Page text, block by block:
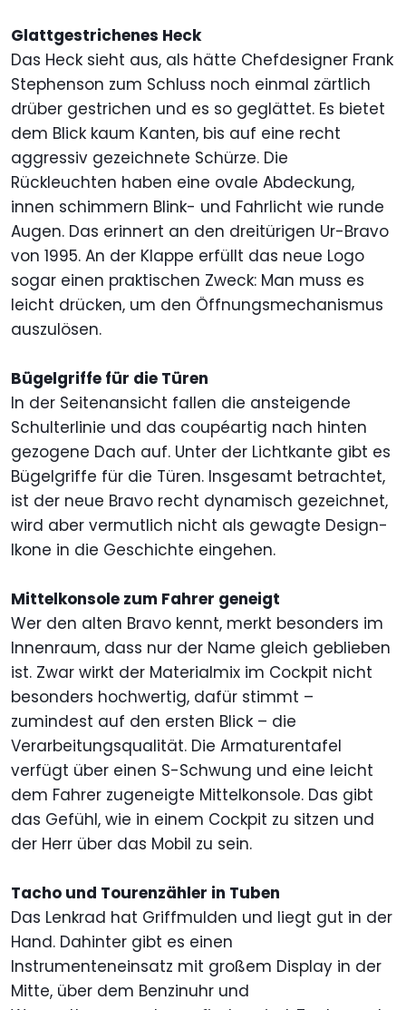
Glattgestrichenes Heck
Das Heck sieht aus, als hätte Chefdesigner Frank
Stephenson zum Schluss noch einmal zärtlich
drüber gestrichen und es so geglättet. Es bietet
dem Blick kaum Kanten, bis auf eine recht
aggressiv gezeichnete Schürze. Die
Rückleuchten haben eine ovale Abdeckung,
innen schimmern Blink- und Fahrlicht wie runde
Augen. Das erinnert an den dreitürigen Ur-Bravo
von 1995. An der Klappe erfüllt das neue Logo
sogar einen praktischen Zweck: Man muss es
leicht drücken, um den Öffnungsmechanismus
auszulösen.
Bügelgriffe für die Türen
In der Seitenansicht fallen die ansteigende
Schulterlinie und das coupéartig nach hinten
gezogene Dach auf. Unter der Lichtkante gibt es
Bügelgriffe für die Türen. Insgesamt betrachtet,
ist der neue Bravo recht dynamisch gezeichnet,
wird aber vermutlich nicht als gewagte Design-
Ikone in die Geschichte eingehen.
Mittelkonsole zum Fahrer geneigt
Wer den alten Bravo kennt, merkt besonders im
Innenraum, dass nur der Name gleich geblieben
ist. Zwar wirkt der Materialmix im Cockpit nicht
besonders hochwertig, dafür stimmt –
zumindest auf den ersten Blick – die
Verarbeitungsqualität. Die Armaturentafel
verfügt über einen S-Schwung und eine leicht
dem Fahrer zugeneigte Mittelkonsole. Das gibt
das Gefühl, wie in einem Cockpit zu sitzen und
der Herr über das Mobil zu sein.
Tacho und Tourenzähler in Tuben
Das Lenkrad hat Griffmulden und liegt gut in der
Hand. Dahinter gibt es einen
Instrumenteneinsatz mit großem Display in der
Mitte, über dem Benzinuhr und